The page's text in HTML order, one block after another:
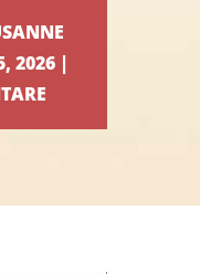
2026 |